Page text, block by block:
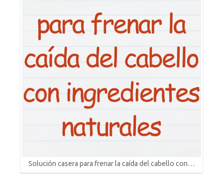
Solución casera para frenar la caída del cabello con…